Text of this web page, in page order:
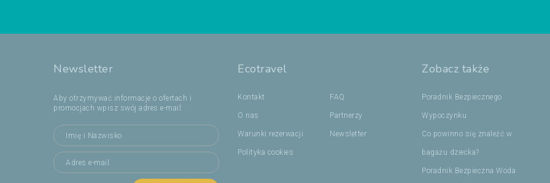
Newsletter
Aby otrzymywać informacje o ofertach i
promocjach wpisz swój adres e-mail:
Ecotravel
Kontakt
O nas
Warunki rezerwacji
Polityka cookies
FAQ
Partnerzy
Newsletter
Zobacz także
Poradnik Bezpiecznego
Wypoczynku
Co powinno się znaleźć w
bagażu dziecka?
Poradnik Bezpieczna Woda